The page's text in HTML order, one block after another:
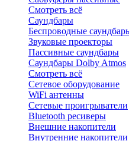
Смотреть всё
Саундбары
Беспроводные
Звуковые проекторы
Пассивные саундбары
Саундбары Dolby Atmos
Смотреть всё
Сетевое оборудование
WiFi антенны
Сетевые проигрыватели
Bluetooth ресиверы
Внешние накопители
Внутренние накопители